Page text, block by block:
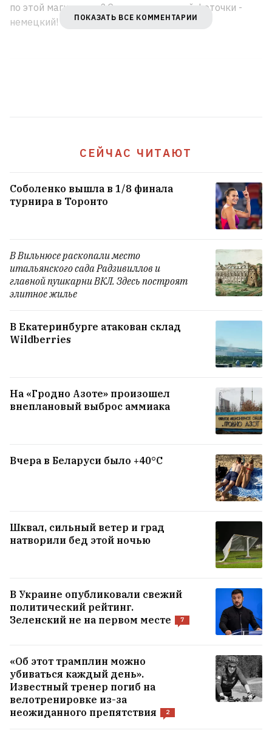
по этой магистрали? Сапсан-то с вашей фоточки -
немецкий!
ПОКАЗАТЬ ВСЕ КОММЕНТАРИИ
СЕЙЧАС ЧИТАЮТ
Соболенко вышла в 1/8 финала
турнира в Торонто
В Вильнюсе раскопали место
итальянского сада Радзивиллов и
главной пушкарни ВКЛ. Здесь построят
элитное жилье
В Екатеринбурге атакован склад
Wildberries
На «Гродно Азоте» произошел
внеплановый выброс аммиака
Вчера в Беларуси было +40°C
Шквал, сильный ветер и град
натворили бед этой ночью
В Украине опубликовали свежий
политический рейтинг.
Зеленский не на первом месте
7
«Об этот трамплин можно
убиваться каждый день».
Известный тренер погиб на
велотренировке из-за
неожиданного препятствия
2